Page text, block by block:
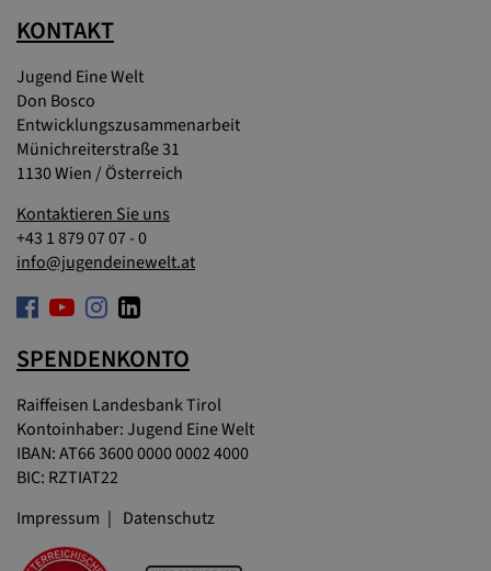
KONTAKT
Jugend Eine Welt
Don Bosco
Entwicklungszusammenarbeit
Münichreiterstraße 31
1130 Wien / Österreich
Kontaktieren Sie uns
+43 1 879 07 07 - 0
info@jugendeinewelt.at
SPENDENKONTO
Raiffeisen Landesbank Tirol
Kontoinhaber: Jugend Eine Welt
IBAN: AT66 3600 0000 0002 4000
BIC: RZTIAT22
Impressum
Datenschutz